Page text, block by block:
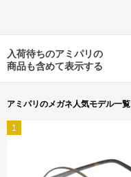
入荷待ちのアミパリの
商品も含めて表示する
アミパリのメガネ人気モデル一覧
1